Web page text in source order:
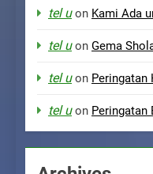
tel uon Kami Ada
tel uon Gema
tel uon Peringatan
tel uon Peringatan